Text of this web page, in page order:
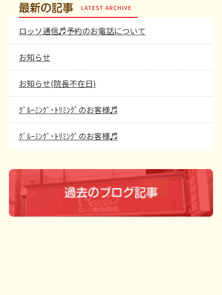
最新の記事
ロッソ通信♬予約のお電話について
お知らせ
お知らせ(院長不在日)
ｸﾞﾙｰﾐﾝｸﾞ･ﾄﾘﾐﾝｸﾞのお客様♬
ｸﾞﾙｰﾐﾝｸﾞ･ﾄﾘﾐﾝｸﾞのお客様♬